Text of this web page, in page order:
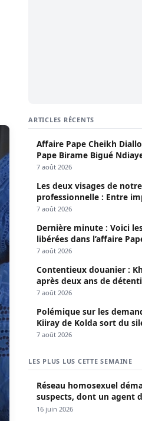
ARTICLES RÉCENTS
Affaire Pape Cheikh
Pape Birame Bigué
7 août 2026
Les deux visages de
professionnelle : Entre
héroïsme silencieux (Par
7 août 2026
Dernière minute : Voici
libérées dans l’affaire
7 août 2026
Contentieux douanier :
après deux ans de
7 août 2026
Polémique sur les
Kiiray de Kolda sort du
Mamadou Lamine Dianté
7 août 2026
LES PLUS LUS CETTE SEMAINE
Réseau homosexuel
suspects, dont un agent
Keur Massar ; l’un avoue
16 juin 2026